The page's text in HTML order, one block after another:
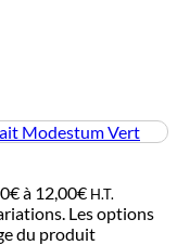
Modestum Vert
à 12,00€ H.T.
Les options
du produit